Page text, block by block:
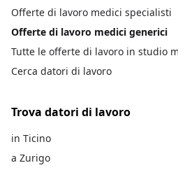
Offerte di lavoro medici specialisti
Offerte di lavoro medici generici
Tutte le offerte di lavoro in studio
Cerca datori di lavoro
Trova datori di lavoro
in Ticino
a Zurigo